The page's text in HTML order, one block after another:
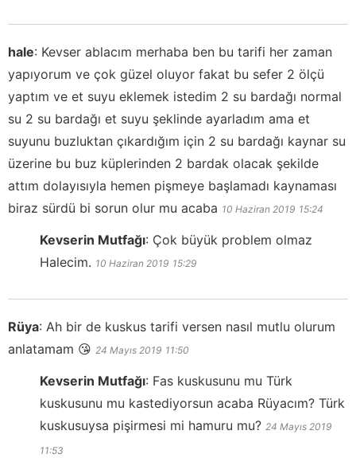
hale: Kevser ablacım merhaba ben bu tarifi her zaman
yapıyorum ve çok güzel oluyor fakat bu sefer 2 ölçü
yaptım ve et suyu eklemek istedim 2 su bardağı normal
su 2 su bardağı et suyu şeklinde ayarladım ama et
suyunu buzluktan çıkardığım için 2 su bardağı kaynar su
üzerine bu buz küplerinden 2 bardak olacak şekilde
attım dolayısıyla hemen pişmeye başlamadı kaynaması
biraz sürdü bi sorun olur mu acaba 10 Haziran 2019 15:24
Kevserin Mutfağı: Çok büyük problem olmaz
Halecim. 10 Haziran 2019 15:29
Rüya: Ah bir de kuskus tarifi versen nasıl mutlu olurum
anlatamam 😘 24 Mayıs 2019 11:50
Kevserin Mutfağı: Fas kuskusunu mu Türk
kuskusunu mu kastediyorsun acaba Rüyacım? Türk
kuskusuysa pişirmesi mi hamuru mu? 24 Mayıs 2019
11:53